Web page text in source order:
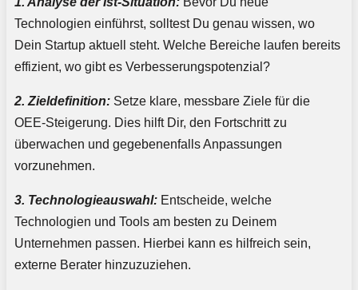
Technologien einführst, solltest Du genau wissen, wo
Dein Startup aktuell steht. Welche Bereiche laufen bereits
effizient, wo gibt es Verbesserungspotenzial?
2. Zieldefinition: Setze klare, messbare Ziele für die
OEE-Steigerung. Dies hilft Dir, den Fortschritt zu
überwachen und gegebenenfalls Anpassungen
vorzunehmen.
3. Technologieauswahl: Entscheide, welche
Technologien und Tools am besten zu Deinem
Unternehmen passen. Hierbei kann es hilfreich sein,
externe Berater hinzuzuziehen.